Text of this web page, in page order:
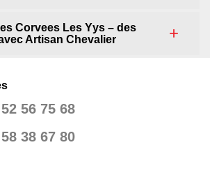
Corvees Les Yys – des
Artisan Chevalier
56 75 68
38 67 80